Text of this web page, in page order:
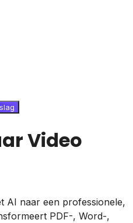
Video
AI naar een professionele,
PDF-, Word-,